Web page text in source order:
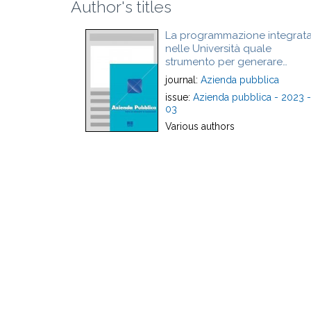
Author's titles
La programmazione
nelle Università quale
strumento per generare
Valore Pubblico di sistema -
Outcome integrated
in universities as an approach
to public value creation
journal: Azienda pubblica
issue: Azienda pubblica - 2023 -
03
Various authors